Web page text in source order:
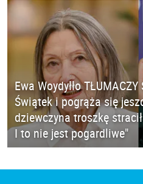
Ewa Woydyłło
Świątek i pogrąża się
dziewczyna troszkę
I to nie jest pogardliwe"